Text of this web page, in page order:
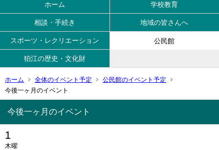
ホーム 学校教育
相談・手続き 地域の皆さんへ
スポーツ・レクリエーション 公民館
狛江の歴史・文化財
ホーム 全体のイベント予定
公民館のイベント予定
今後一ヶ月のイベント
今後一ヶ月のイベント
1
木曜